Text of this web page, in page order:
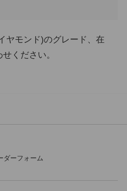
ヤモンド)のグレード、在
ください。